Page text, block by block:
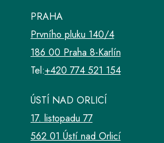
PRAHA
Prvního pluku 140/4
186 00 Praha 8-Karlín
Tel:+420 774 521 154
ÚSTÍ NAD ORLICÍ
17. listopadu 77
562 01 Ústí nad Orlicí